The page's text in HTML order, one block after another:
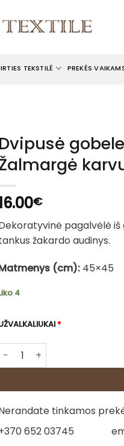
TEKSTILĖ PREKĖS
Dvipusė
€
pagalvėlė
žakardo audinys.
(cm): 45×45
4
*
produkto kiekis: Dvipusė
tinkamos
652 03745